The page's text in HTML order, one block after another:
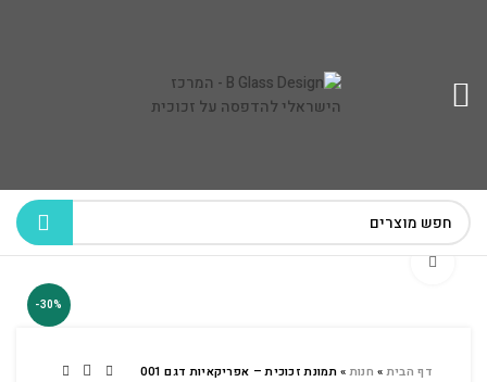
-30%
לחץ להגדלה
דף הבית» חנות»תמונת זכוכית – אפריקאיות דגם 001